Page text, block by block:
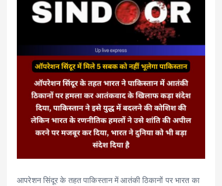
आपरेशन सिंदूर के तहत पाकिस्तान में आतंकी ठिकानों पर भारत का